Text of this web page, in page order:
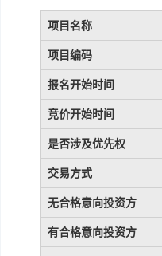
项目名称
项目编码
报名开始时间
竞价开始时间
是否涉及优先权
交易方式
无合格意向投资方
有合格意向投资方